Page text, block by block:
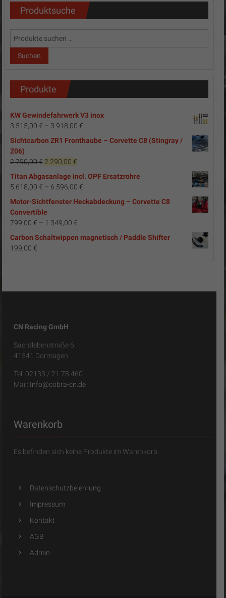
Produktsuche
Suchen
Suchen
Produkte
KW Gewindefahrwerk V3 inox
3.515,00 € – 3.918,00 €
Sichtcarbon ZR1 Fronthaube – Corvette C8 (Stingray /
Z06)
2.790,00€ Ursprünglicher
Preis
war:
2.790,00 €
2.290,00 €Aktueller
Preis
ist:
Titan Abgasanlage incl. OPF Ersatzrohre
5.618,00 € – 6.596,00 €
Motor-Sichtfenster Heckabdeckung – Corvette C8
Convertible
799,00 € – 1.349,00 €
Carbon Schaltwippen magnetisch / Paddle Shifter
199,00 €
CN Racing GmbH
Sachtlebenstraße 6
41541 Dormagen
Tel. 02133 / 21 78 460
Mail: Info@cobra-cn.de
Warenkorb
Es befinden sich keine Produkte im Warenkorb.
Datenschutzbelehrung
Impressum
Kontakt
AGB
Admin